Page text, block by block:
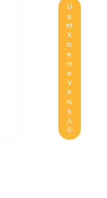
Li
g
ht
X
tr
e
m
e
V
P
N
を
入
手